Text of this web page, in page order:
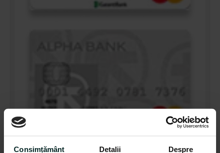
Consimțământ Detalii Despre